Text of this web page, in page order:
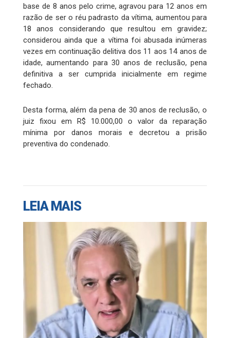
base de 8 anos pelo crime, agravou para 12 anos em
razão de ser o réu padrasto da vítima, aumentou para
18 anos considerando que resultou em gravidez;
considerou ainda que a vítima foi abusada inúmeras
vezes em continuação delitiva dos 11 aos 14 anos de
idade, aumentando para 30 anos de reclusão, pena
definitiva a ser cumprida inicialmente em regime
fechado.
Desta forma, além da pena de 30 anos de reclusão, o
juiz fixou em R$ 10.000,00 o valor da reparação
mínima por danos morais e decretou a prisão
preventiva do condenado.
LEIA MAIS